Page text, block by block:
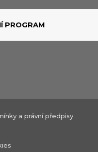
PROGRAM
a právní předpisy